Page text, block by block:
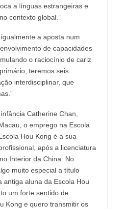
a línguas estrangeiras e
contexto global.”
a aposta num
de capacidades
o raciocínio de cariz
teremos seis
interdisciplinar, que
Catherine Chan,
o emprego na Escola
Hou Kong é a sua
após a licenciatura
Interior da China. No
muito especial a título
antiga aluna da Escola Hou
um forte sentido de
Kong e quero transmitir os